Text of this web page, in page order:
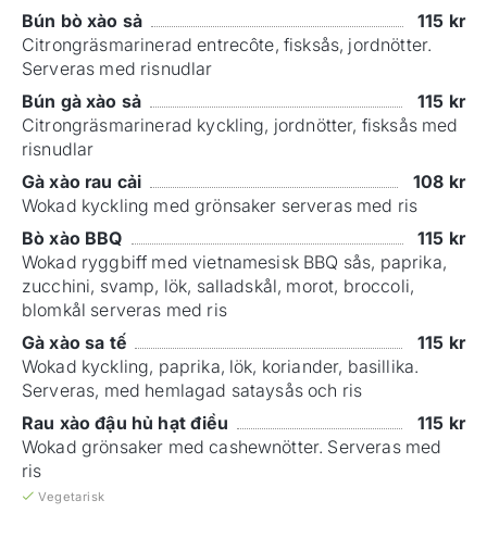
Bún bò xào sả
115 kr
Citrongräsmarinerad entrecôte, fisksås, jordnötter.
Serveras med risnudlar
Bún gà xào sả
115 kr
Citrongräsmarinerad kyckling, jordnötter, fisksås med
risnudlar
Gà xào rau cải
108 kr
Wokad kyckling med grönsaker serveras med ris
Bò xào BBQ
115 kr
Wokad ryggbiff med vietnamesisk BBQ sås, paprika,
zucchini, svamp, lök, salladskål, morot, broccoli,
blomkål serveras med ris
Gà xào sa tế
115 kr
Wokad kyckling, paprika, lök, koriander, basillika.
Serveras, med hemlagad sataysås och ris
Rau xào đậu hủ hạt điều
115 kr
Wokad grönsaker med cashewnötter. Serveras med
ris
Vegetarisk